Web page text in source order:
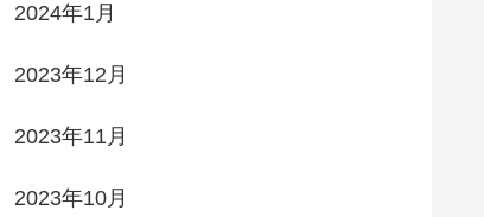
2024年1月
2023年12月
2023年11月
2023年10月